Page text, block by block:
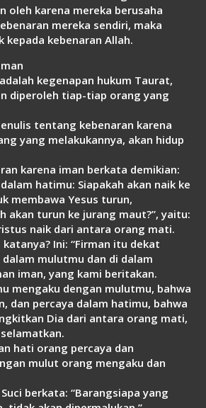
oleh karena mereka berusaha
mereka sendiri, maka
kepada kebenaran Allah.
kegenapan hukum Taurat,
diperoleh tiap-tiap orang yang
tentang kebenaran karena
yang melakukannya, akan hidup
karena iman berkata demikian:
hatimu: Siapakah akan naik ke
membawa Yesus turun,
akan turun ke jurang maut?”, yaitu:
naik dari antara orang mati.
Ini: “Firman itu dekat
mulutmu dan di dalam
iman, yang kami beritakan.
mengaku dengan mulutmu, bahwa
dan percaya dalam hatimu, bahwa
Dia dari antara orang mati,
hati orang percaya dan
mulut orang mengaku dan
berkata: “Barangsiapa yang